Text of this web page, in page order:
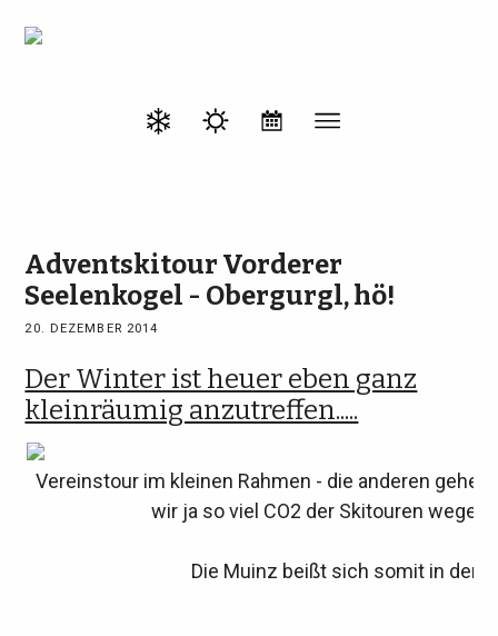
Adventskitour Vorderer
Seelenkogel - Obergurgl, hö!
20. DEZEMBER 2014
Der Winter ist heuer eben ganz
kleinräumig anzutreffen.....
Vereinstour im kleinen Rahmen - die anderen
wir ja so viel CO2 der Skitouren wegen
Die Muinz beißt sich somit in den